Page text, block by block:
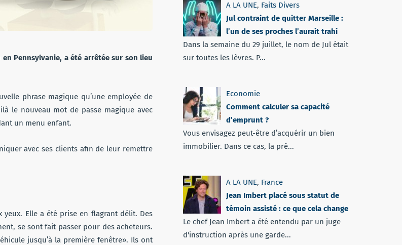
Pennsylvanie, a été arrêtée sur son lieu
phrase magique qu’une employée de
le nouveau mot de passe magique avec
un menu enfant.
avec ses clients afin de leur remettre
yeux. Elle a été prise en flagrant délit. Des
se sont fait passer pour des acheteurs.
jusqu’à la première fenêtre». Ils ont
A LA UNE, Faits Divers
Jul contraint de quitter Marseille :
l’un de ses proches l’aurait trahi
Dans la semaine du 29 juillet, le nom de Jul était
sur toutes les lèvres. P...
Economie
Comment calculer sa capacité
d’emprunt ?
Vous envisagez peut-être d’acquérir un bien
immobilier. Dans ce cas, la pré...
A LA UNE, France
Jean Imbert placé sous statut de
témoin assisté : ce que cela change
Le chef Jean Imbert a été entendu par un juge
d'instruction après une garde...